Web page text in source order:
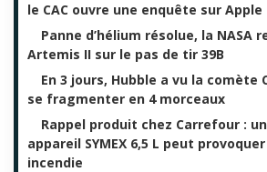
le CAC ouvre une enquête sur Apple
Panne d’hélium résolue, la NASA
Artemis II sur le pas de tir 39B
En 3 jours, Hubble a vu la comète
se fragmenter en 4 morceaux
Rappel produit chez Carrefour : un
appareil SYMEX 6,5 L peut
incendie